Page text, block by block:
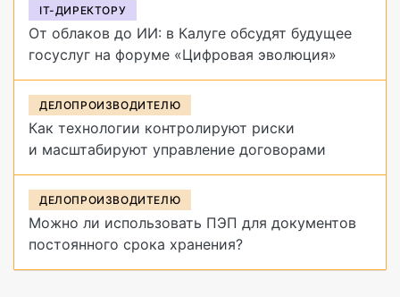
IT-ДИРЕКТОРУ
От облаков до ИИ: в Калуге обсудят будущее
госуслуг на форуме «Цифровая эволюция»
ДЕЛОПРОИЗВОДИТЕЛЮ
Как технологии контролируют риски
и масштабируют управление договорами
ДЕЛОПРОИЗВОДИТЕЛЮ
Можно ли использовать ПЭП для документов
постоянного срока хранения?